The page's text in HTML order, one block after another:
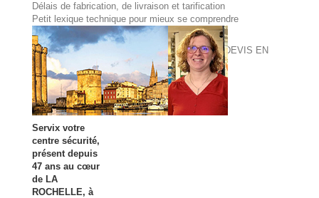
Délais de fabrication, de livraison et tarification
Petit lexique technique pour mieux se comprendre
Servix votre
centre sécurité,
présent depuis
47 ans au cœur
de LA
ROCHELLE, à
DEVIS EN
LIGNE